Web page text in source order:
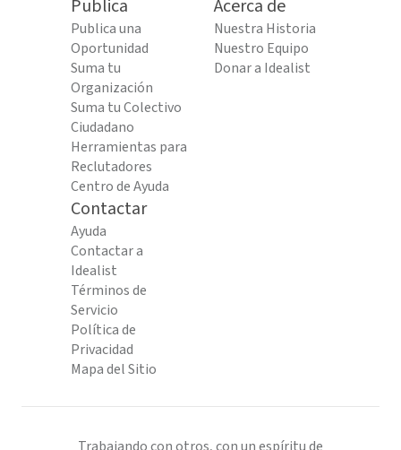
Publica
Publica una
Oportunidad
Suma tu
Organización
Suma tu Colectivo
Ciudadano
Herramientas para
Reclutadores
Centro de Ayuda
Acerca de
Nuestra Historia
Nuestro Equipo
Donar a Idealist
Contactar
Ayuda
Contactar a
Idealist
Términos de
Servicio
Política de
Privacidad
Mapa del Sitio